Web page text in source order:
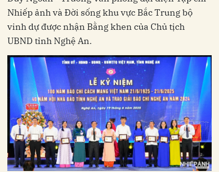
Nhiếp ảnh và Đời sống khu vực Bắc Trung bộ
vinh dự được nhận Bằng khen của Chủ tịch
UBND tỉnh Nghệ An.